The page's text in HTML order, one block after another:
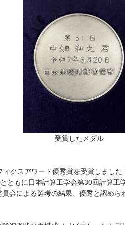
受賞したメダル
クスアワード優秀賞を受賞しました
もに日本計算工学会第30回計算
会による選考の結果、優秀と認め